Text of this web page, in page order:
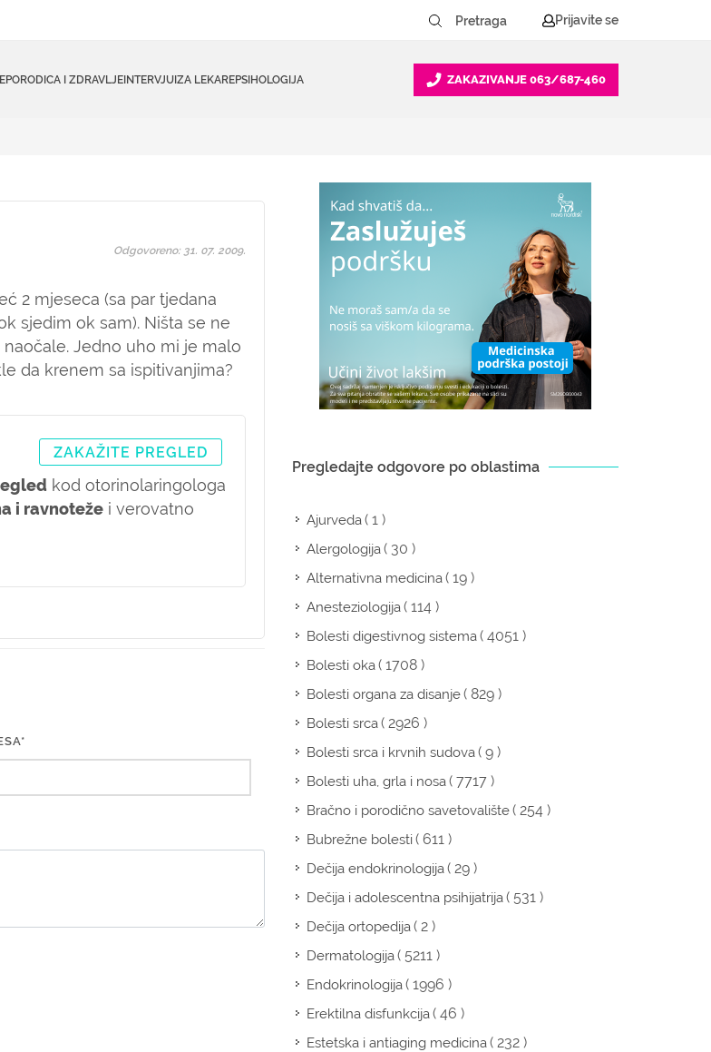
Prijavite se
PORODICA I ZDRAVLJEINTERVJUIZA LEKAREPSIHOLOGIJA ZAKAZIVANJE 063/687-460
2 mjeseca (sa par tjedana
sjedim ok sam). Ništa se ne
Jedno uho mi je malo
da krenem sa ispitivanjima?
Odgovoreno: 31. 07. 2009.
ZAKAŽITE PREGLED
kod otorinolaringologa
i ravnoteže i verovatno
Pregledajte odgovore po oblastima
Ajurveda( 1 )
Alergologija( 30 )
Alternativna medicina( 19 )
Anesteziologija( 114 )
Bolesti digestivnog sistema( 4051 )
Bolesti oka( 1708 )
Bolesti organa za disanje( 829 )
Bolesti srca( 2926 )
Bolesti srca i krvnih sudova( 9 )
Bolesti uha, grla i nosa( 7717 )
Bračno i porodično savetovalište( 254 )
Bubrežne bolesti( 611 )
Dečija endokrinologija( 29 )
Dečija i adolescentna psihijatrija( 531 )
Dečija ortopedija( 2 )
Dermatologija( 5211 )
Endokrinologija( 1996 )
Erektilna disfunkcija( 46 )
Estetska i antiaging medicina( 232 )